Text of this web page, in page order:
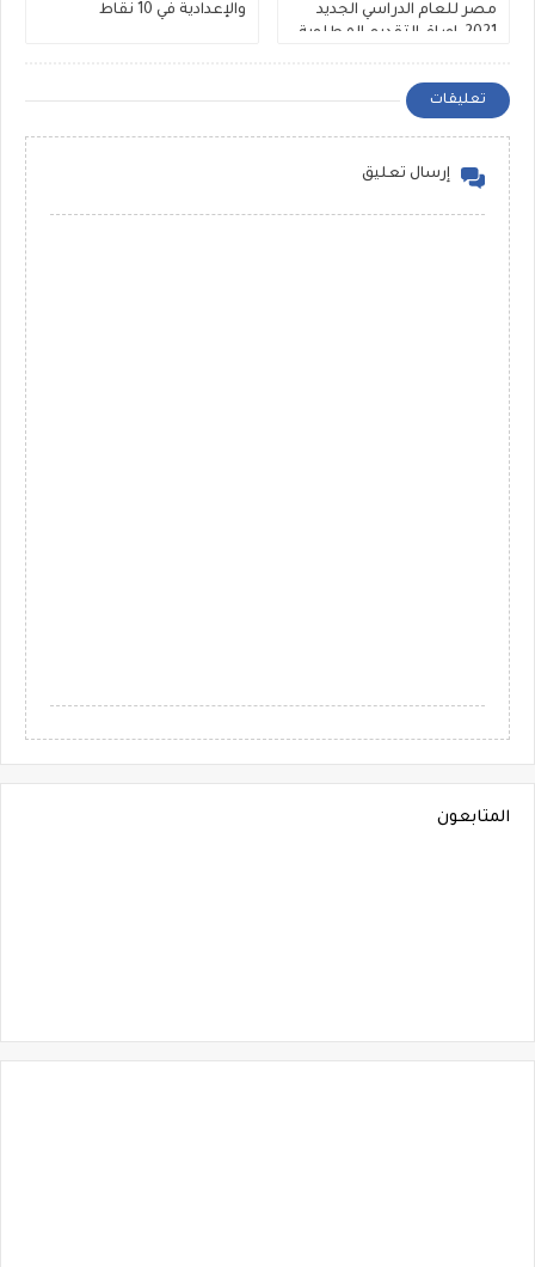
مصر للعام الدراسي الجديد
2021 ,اوراق التقديم المطلوبة
والإعدادية في 10 نقاط
تعليقات
إرسال تعليق
المتابعون